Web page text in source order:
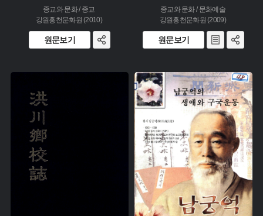
종교와 문화 / 종교
강원홍천문화원 (2010)
원문보기
종교와 문화 / 문화예술
강원홍천문화원 (2009)
원문보기
주제 :
유형 :
생산 :
소장 :
주제 :
유형 :
발행 :
생산 :
소장 :